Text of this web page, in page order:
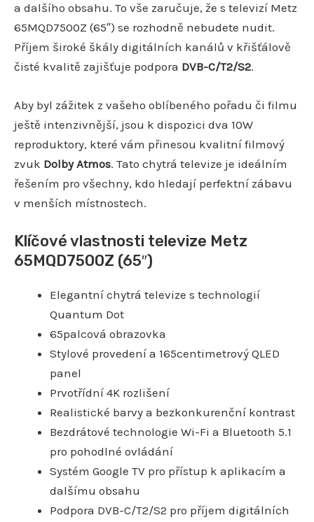
a dalšího obsahu. To vše zaručuje, že s televizí Metz
65MQD7500Z (65″) se rozhodně nebudete nudit.
Příjem široké škály digitálních kanálů v křišťálově
čisté kvalitě zajišťuje podpora DVB-C/T2/S2.
Aby byl zážitek z vašeho oblíbeného pořadu či filmu
ještě intenzivnější, jsou k dispozici dva 10W
reproduktory, které vám přinesou kvalitní filmový
zvuk Dolby Atmos. Tato chytrá televize je ideálním
řešením pro všechny, kdo hledají perfektní zábavu
v menších místnostech.
Klíčové vlastnosti televize Metz
65MQD7500Z (65″)
Elegantní chytrá televize s technologií
Quantum Dot
65palcová obrazovka
Stylové provedení a 165centimetrový QLED
panel
Prvotřídní 4K rozlišení
Realistické barvy a bezkonkurenční kontrast
Bezdrátové technologie Wi-Fi a Bluetooth 5.1
pro pohodlné ovládání
Systém Google TV pro přístup k aplikacím a
dalšímu obsahu
Podpora DVB-C/T2/S2 pro příjem digitálních